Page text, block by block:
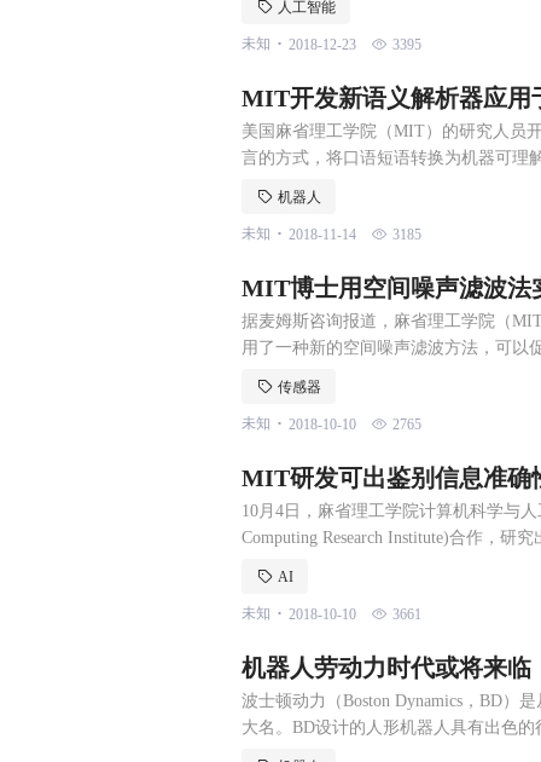
量要比全球平均水平高
人工智能
未知 . 2018-12-23 3395
MIT开发新语义解析器应用
美国麻省理工学院（MIT）的研究人员
言的方式，将口语短语转换为机器可理
接注释的句子可以与许多字幕视频结合
机器人
未知 . 2018-11-14 3185
MIT博士用空间噪声滤波法
据麦姆斯咨询报道，麻省理工学院（
用了一种新的空间噪声滤波方法，可以
技术将在计量学、生物学、神经科学等
传感器
未知 . 2018-10-10 2765
MIT研发可出鉴别信息准
10月4日，麻省理工学院计算机科学与
Computing Research Institute)合作，研
的
AI
未知 . 2018-10-10 3661
机器人劳动力时代或将来临
波士顿动力（Boston Dynamics，BD）
大名。BD设计的人形机器人具有出色